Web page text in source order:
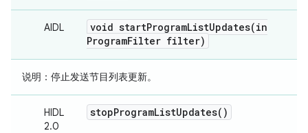
AIDL void startProgramListUpdates(in
ProgramFilter filter)
说明 ：停止发送节目列表更新。
HIDL
2.0
stopProgramListUpdates( )